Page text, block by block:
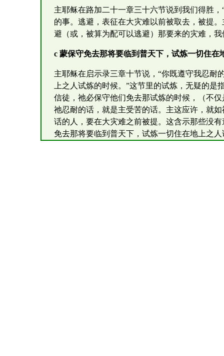
主耶稣在路加二十一章三十六节说到我们得胜
的事。逃避，表征在大灾难以前被取去，被提
避（或，被算为配可以逃避）那要来的灾难，
c 蒙保守免去那将要临到普天下，试炼一切住
主耶稣在启示录三章十节说，“你既遵守我忍耐
上之人试炼的时候。”这节里的试炼，无疑的
信徒，祂必保守他们免去那试炼的时候，（不
祂忍耐的话，就是主受苦的话。主这应许，就
话的人，要在大灾难之前被提。这含示那些没
免去那将要临到普天下，试炼一切住在地上之